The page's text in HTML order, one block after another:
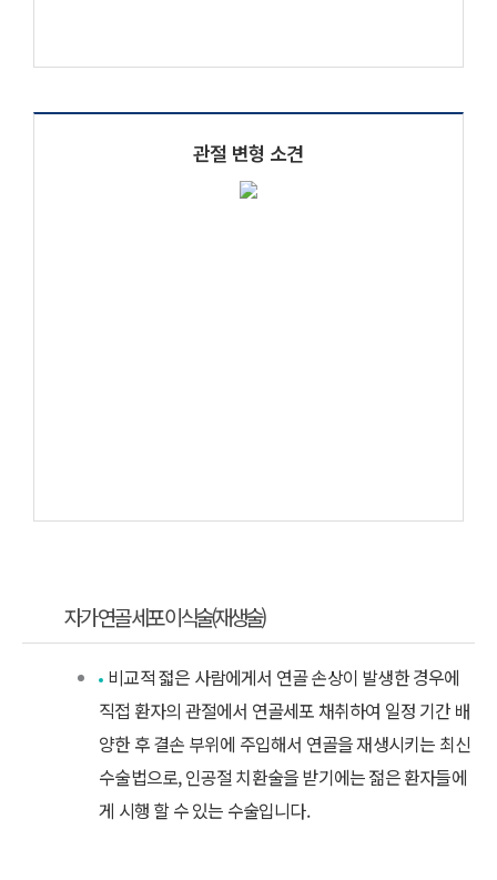
관절 변형 소견
자가 연골 세포 이식술(재생술)
비교적 젋은 사람에게서 연골 손상이 발생한 경우에
직접 환자의 관절에서 연골세포 채취하여 일정 기간 배
양한 후 결손 부위에 주입해서 연골을 재생시키는 최신
수술법으로, 인공절 치환술을 받기에는 젊은 환자들에
게 시행 할 수 있는 수술입니다.